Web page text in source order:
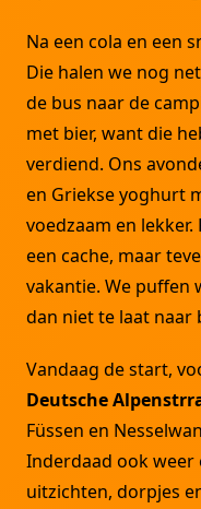
Na een cola en een
Die halen we nog
de bus naar de
met bier, want die
verdiend. Ons
en Griekse yoghurt
voedzaam en
een cache, maar
vakantie. We puffen
dan niet te laat naar
Vandaag de start,
Deutsche
Füssen en
Inderdaad ook weer
uitzichten, dorpjes